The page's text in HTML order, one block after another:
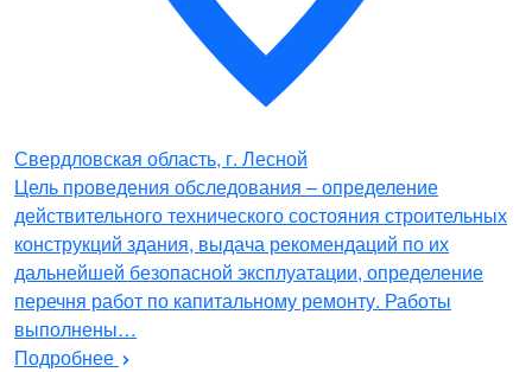
Свердловская область, г. Лесной
Цель проведения обследования – определение
действительного технического состояния строительных
конструкций здания, выдача рекомендаций по их
дальнейшей безопасной эксплуатации, определение
перечня работ по капитальному ремонту. Работы
выполнены…
Подробнее